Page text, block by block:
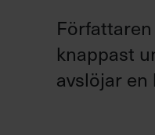
knappast
avslöjar